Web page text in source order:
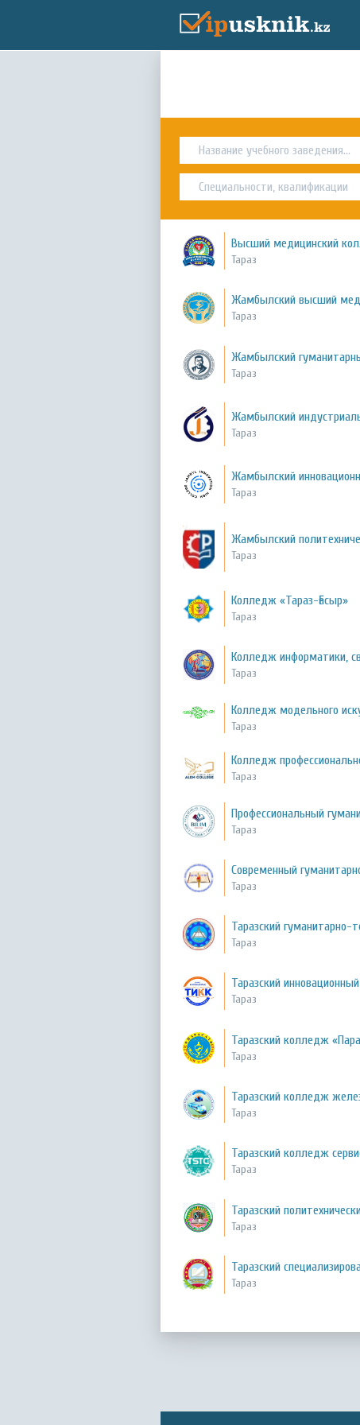
Высший медицинский
Тараз
Жамбылский высший
Тараз
Жамбылский
Тараз
Жамбылский
Тараз
Жамбылский
Тараз
Жамбылский
Тараз
Колледж «Тараз-Ғасыр»
Тараз
Колледж информатики,
Тараз
Колледж модельного
Тараз
Колледж
Тараз
Профессиональный
Тараз
Современный
Тараз
Таразский гуманитарно-
Тараз
Таразский
Тараз
Таразский колледж
Тараз
Таразский колледж
Тараз
Таразский колледж
Тараз
Таразский
Тараз
Таразский
Тараз